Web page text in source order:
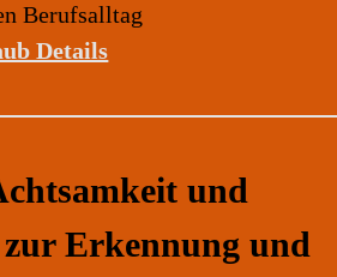
Berufsalltag
Details
und
Erkennung und